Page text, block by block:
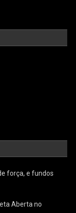
força, e fundos
Aberta no